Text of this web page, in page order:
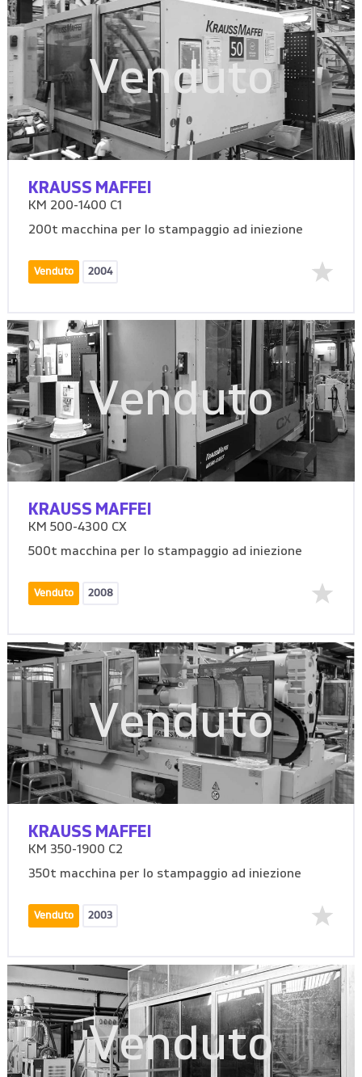
Venduto
KRAUSS MAFFEI
KM 200-1400 C1
200t macchina per lo stampaggio ad iniezione
Venduto 2004
Venduto
KRAUSS MAFFEI
KM 500-4300 CX
500t macchina per lo stampaggio ad iniezione
Venduto 2008
Venduto
KRAUSS MAFFEI
KM 350-1900 C2
350t macchina per lo stampaggio ad iniezione
Venduto 2003
Venduto